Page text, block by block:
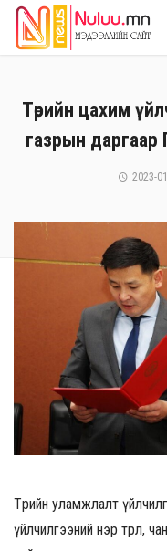
Төрийн цахим
газрын даргаар
2023-
Төрийн уламжлалт
үйлчилгээний нэр төрөл,